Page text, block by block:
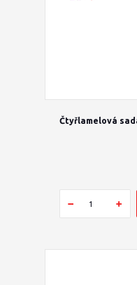
Čtyřlamelová